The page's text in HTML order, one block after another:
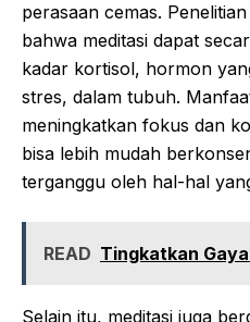
perasaan cemas.
bahwa meditasi dapat
kadar kortisol, hormon
stres, dalam tubuh.
meningkatkan fokus dan
bisa lebih mudah
terganggu oleh hal-hal
READ Tingkatkan
Selain itu, meditasi juga